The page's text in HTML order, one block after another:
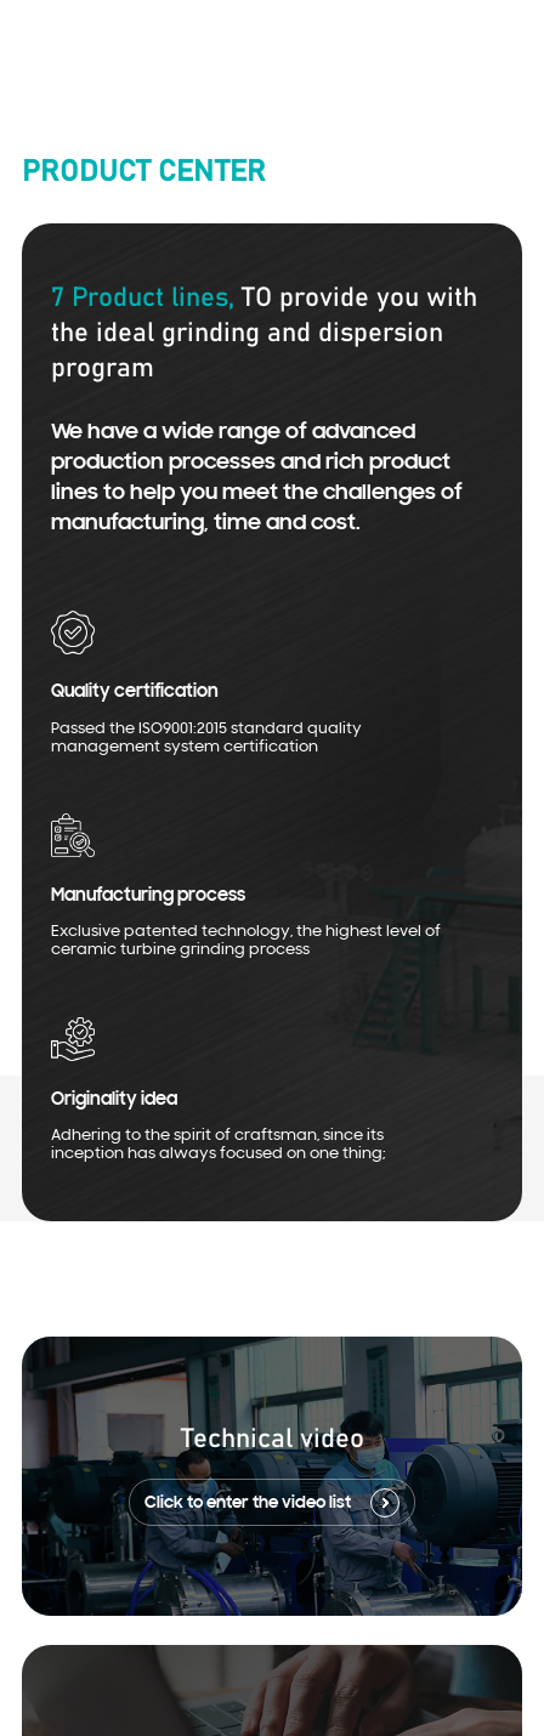
PRODUCT CENTER
7 Product lines, TO provide you with
the ideal grinding and dispersion
program
We have a wide range of advanced
production processes and rich product
lines to help you meet the challenges of
manufacturing, time and cost.
Quality certification
Passed the ISO9001:2015 standard quality
management system certification
Manufacturing process
Exclusive patented technology, the highest level of
ceramic turbine grinding process
Originality idea
Adhering to the spirit of craftsman, since its
inception has always focused on one thing;
Technical video
Click to enter the video list